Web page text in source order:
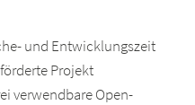
und Entwicklungszeit
Projekt
verwendbare Open-